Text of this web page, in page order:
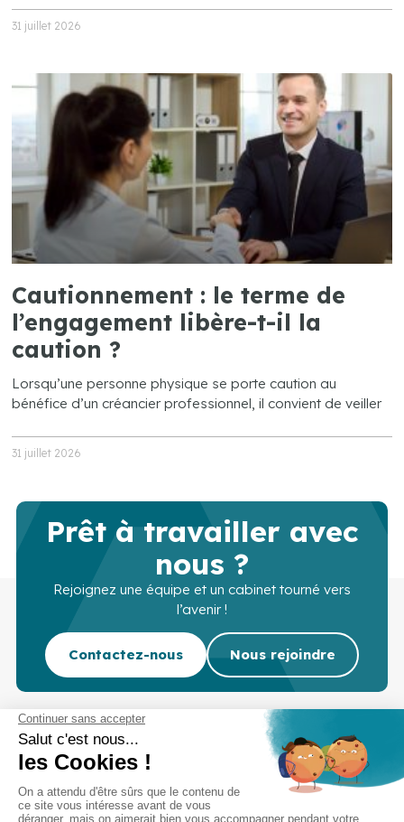
31 juillet 2026
Cautionnement : le terme de
l’engagement libère-t-il la
caution ?
Lorsqu’une personne physique se porte caution au
bénéfice d’un créancier professionnel, il convient de veiller
31 juillet 2026
Prêt à travailler avec
nous ?
Rejoignez une équipe et un cabinet tourné vers
l’avenir !
Contactez-nous Nous rejoindre
Cabinet d’experts-comptables commissaires aux